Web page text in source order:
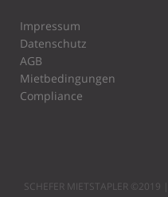
Impressum
Datenschutz
AGB
Mietbedingungen
Compliance
SCHEFER MIETSTAPLER